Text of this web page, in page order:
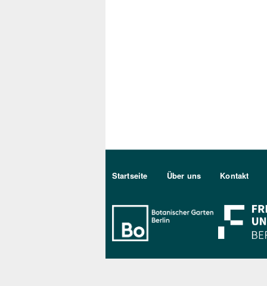
Sekundärmenu DE
Startseite Über uns Kontakt
Bo Berlin